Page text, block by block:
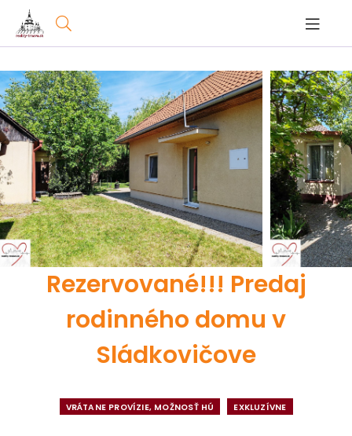
Rezervované!!! Predaj
rodinného domu v
Sládkovičove
VRÁTANE PROVÍZIE, MOŽNOSŤ HÚ EXKLUZÍVNE